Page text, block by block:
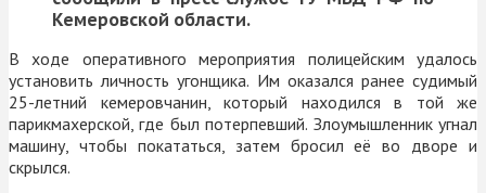
Кемеровской области.
В ходе оперативного мероприятия полицейским удалось
установить личность угонщика. Им оказался ранее судимый
25-летний кемеровчанин, который находился в той же
парикмахерской, где был потерпевший. Злоумышленник угнал
машину, чтобы покататься, затем бросил её во дворе и
скрылся.